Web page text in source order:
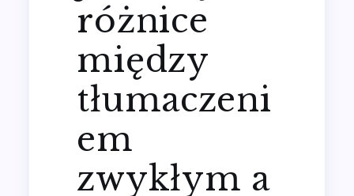
różnice
między
tłumaczeni
em
zwykłym a